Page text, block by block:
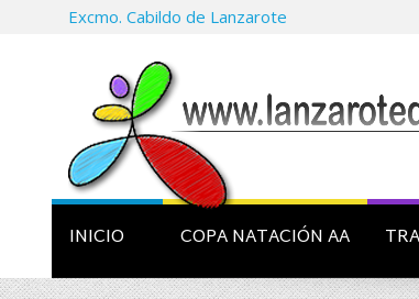
Excmo. Cabildo de Lanzarote
INICIO COPA NATACIÓN AA